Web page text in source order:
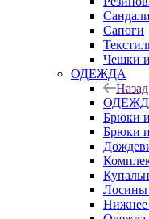
Сапоги
Чешки
ОДЕЖДА
Назад
Брюки
Брюки
Лосины
Нижнее